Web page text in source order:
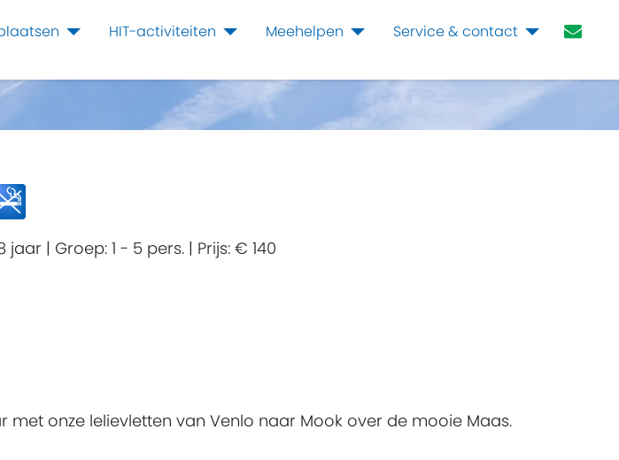
HIT-activiteiten Meehelpen Service & contact
jaar | Groep: 1 - 5 pers. | Prijs: € 140
met onze lelievletten van Venlo naar Mook over de mooie Maas.